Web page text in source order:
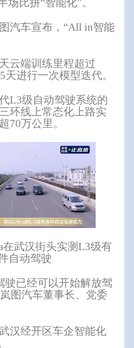
场比拼“智能化”。
汽车宣布，“All in智能
云端训练里程超过
天进行一次模型迭代。
L3级自动驾驶系统的
环线上常态化上路实
70万公里。
武汉街头实测L3级有
自动驾驶
驶已经可以开始解放驾
图汽车董事长、党委
汉经开区车企智能化